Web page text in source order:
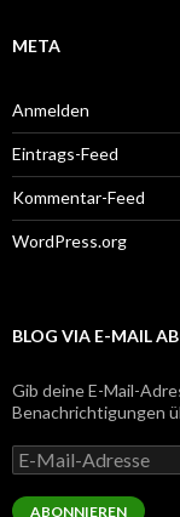
META
Anmelden
Eintrags-Feed
Kommentar-Feed
WordPress.org
BLOG VIA E-MAIL
Gib deine E-Mail-
Benachrichtigungen
E-
Mail-
Adresse
ABONNIEREN